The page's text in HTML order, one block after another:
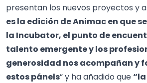
presentan los nuevos proyectos y
es la edición de Animac en que
la Incubator, el punto de
talento emergente y los
generosidad nos acompañan y
estos pánels” y ha añadido que